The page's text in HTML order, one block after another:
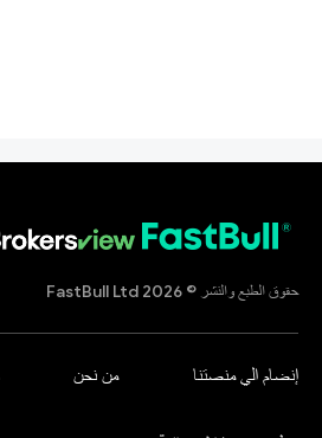
حقوق الطبع والنشر © 2026 FastBull Ltd
إنضام الي منصتنا من نحن